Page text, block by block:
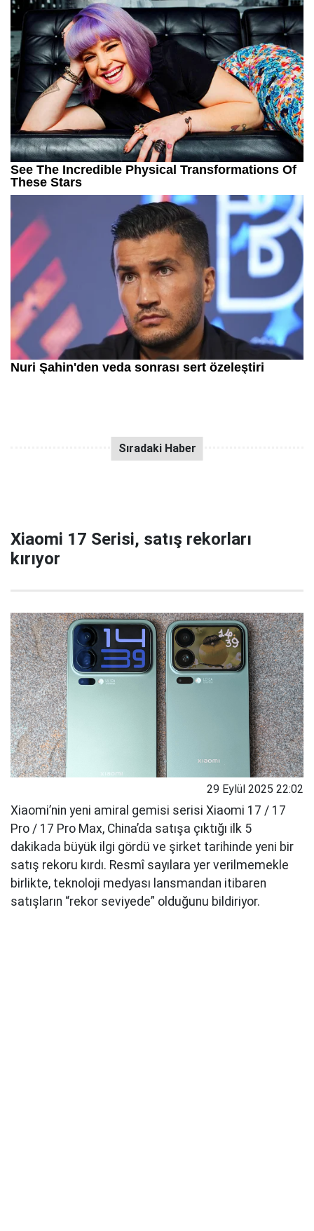
Xiaomi 17 Serisi, satış rekorları
kırıyor
29 Eylül 2025 22:02
Xiaomi’nin yeni amiral gemisi serisi Xiaomi 17 / 17
Pro / 17 Pro Max, China’da satışa çıktığı ilk 5
dakikada büyük ilgi gördü ve şirket tarihinde yeni bir
satış rekoru kırdı. Resmî sayılara yer verilmemekle
birlikte, teknoloji medyası lansmandan itibaren
satışların “rekor seviyede” olduğunu bildiriyor.